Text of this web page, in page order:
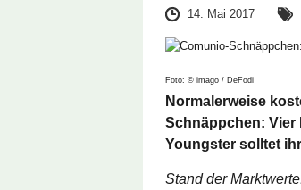
14. Mai 2017
Foto: © imago / DeFodi
Normalerweise
Schnäppchen: Vier
Youngster solltet
Stand der